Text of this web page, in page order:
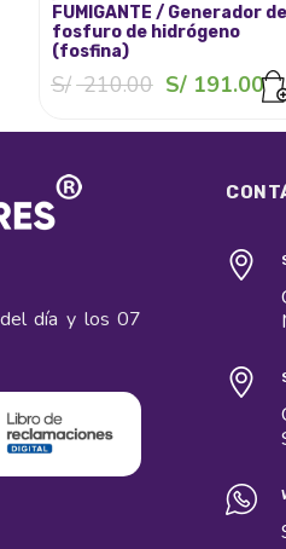
FUMIGANTE / Generador de
fosfuro de hidrógeno
(fosfina)
S/ 210.00 El
original
S/191.00El
día y los 07